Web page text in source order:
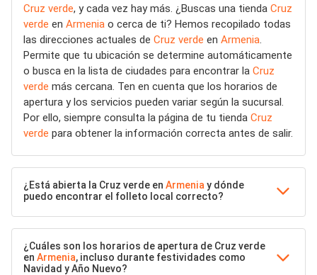
Cruz verde, y cada vez hay más. ¿Buscas una tienda Cruz
verde en Armenia o cerca de ti? Hemos recopilado todas
las direcciones actuales de Cruz verde en Armenia.
Permite que tu ubicación se determine automáticamente
o busca en la lista de ciudades para encontrar la Cruz
verde más cercana. Ten en cuenta que los horarios de
apertura y los servicios pueden variar según la sucursal.
Por ello, siempre consulta la página de tu tienda Cruz
verde para obtener la información correcta antes de salir.
¿Está abierta la Cruz verde en Armenia y dónde
puedo encontrar el folleto local correcto?
¿Cuáles son los horarios de apertura de Cruz verde
en Armenia, incluso durante festividades como
Navidad y Año Nuevo?